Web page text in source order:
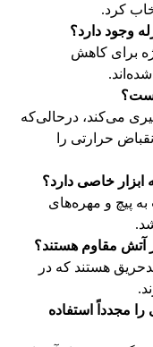
کرد.
وجود دارد؟
برای کاهش
می‌کند، درحالی‌که
حرارتی را
ابزار خاصی دارد؟
پیچ و مهره‌های
آتش مقاوم هستند؟
هستند که در
مجدداً استفاده